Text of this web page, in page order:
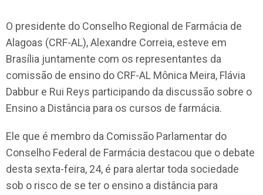
O presidente do Conselho Regional de Farmácia de
Alagoas (CRF-AL), Alexandre Correia, esteve em
Brasília juntamente com os representantes da
comissão de ensino do CRF-AL Mônica Meira, Flávia
Dabbur e Rui Reys participando da discussão sobre o
Ensino a Distância para os cursos de farmácia.
Ele que é membro da Comissão Parlamentar do
Conselho Federal de Farmácia destacou que o debate
desta sexta-feira, 24, é para alertar toda sociedade
sob o risco de se ter o ensino a distância para